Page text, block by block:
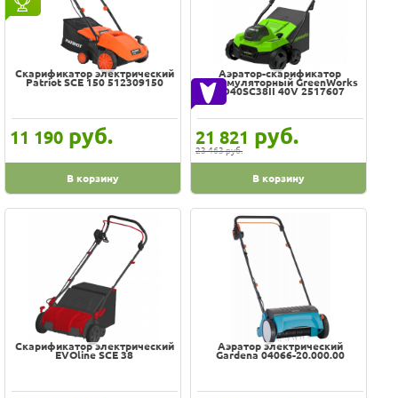
Оплата
Доставка
обмен
100% гарантия цены и наличия
В наличии на складе
Скидки, подарки
Цена
-
CARVER
Champion
DAEWOO
Скарификатор электрический
Patriot SCE 150 512309150
11 190 руб.
В корзину
Аэратор-скарификатор
аккумуляторный GreenWorks
GD40SC38II 40V 2517607
21 821 руб.
23 463 руб.
В корзину
Скарификатор электрический
EVOline SCE 38
Аэратор электрический
Gardena 04066-20.000.00